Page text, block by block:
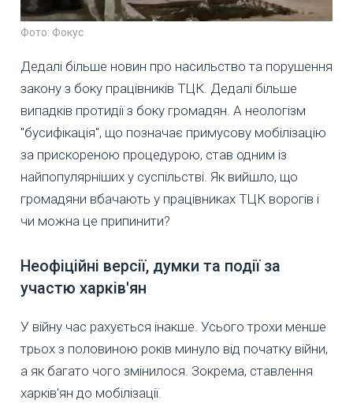
Фото: Фокус
Дедалі більше новин про насильство та порушення
закону з боку працівників ТЦК. Дедалі більше
випадків протидії з боку громадян. А неологізм
"бусифікація", що позначає примусову мобілізацію
за прискореною процедурою, став одним із
найпопулярніших у суспільстві. Як вийшло, що
громадяни вбачають у працівниках ТЦК ворогів і
чи можна це припинити?
Неофіційні версії, думки та події за
участю харків'ян
У війну час рахується інакше. Усього трохи менше
трьох з половиною років минуло від початку війни,
а як багато чого змінилося. Зокрема, ставлення
харків'ян до мобілізації.